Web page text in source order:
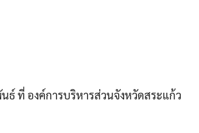
ธ์ ที่ องค์การบริหารส่วนจังหวัดสระแก้ว